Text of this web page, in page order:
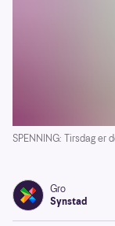
SPENNING: Tirsdag er
Gro
Synstad